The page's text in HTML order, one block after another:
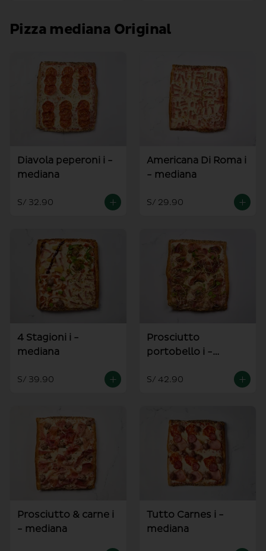
Pizza mediana Original
Diavola peperoni i -
mediana
S/ 32.90
Americana Di Roma i
- mediana
S/ 29.90
4 Stagioni i -
mediana
S/ 39.90
Prosciutto
portobello i -
S/ 42.90
Prosciutto & carne i
- mediana
Tutto Carnes i -
mediana